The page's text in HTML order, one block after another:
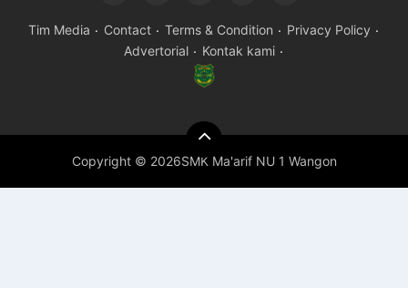
Tim Media Contact Terms & Condition
Privacy Policy
Advertorial
Kontak kami
Copyright © 2026SMK Ma'arif NU 1 Wangon